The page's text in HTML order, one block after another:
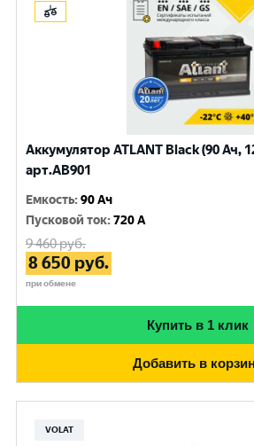
Аккумулятор ATLANT Black (90 Ач,
арт.AB901
Емкость:90 Ач
Пусковой ток:720 A
9 460руб.
8 650 руб.
при обмене
Купить в 1 клик
Добавить в
VOLAT